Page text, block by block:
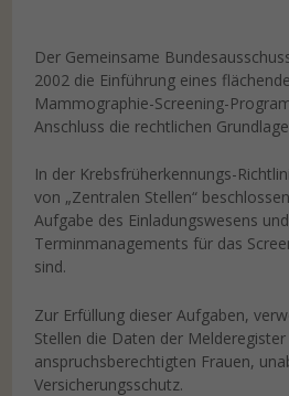
Der Gemeinsame
2002 die Einführung eines
Mammographie-Screening-
Anschluss die rechtlichen
In der Krebsfrüherkennungs-
von „Zentralen Stellen“
Aufgabe des Einladungswesens
Terminmanagements für das
sind.
Zur Erfüllung dieser Aufgaben,
Stellen die Daten der
anspruchsberechtigten Frauen,
Versicherungsschutz.